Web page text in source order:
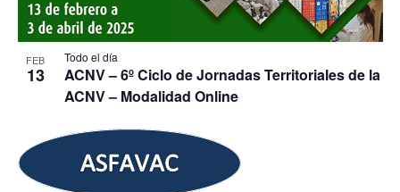
FEB
13
Todo el día
ACNV – 6º Ciclo de Jornadas Territoriales de la
ACNV – Modalidad Online